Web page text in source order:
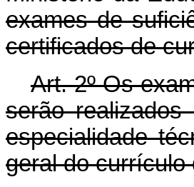
exames de
certificados de
Art. 2º Os
serão
especialidade
geral do currículo